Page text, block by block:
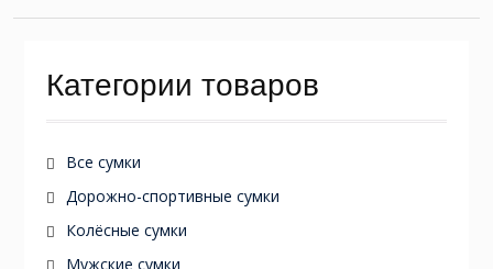
Категории товаров
Все сумки
Дорожно-спортивные сумки
Колёсные сумки
Мужские сумки